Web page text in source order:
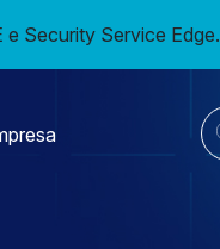
Security Service Edge.